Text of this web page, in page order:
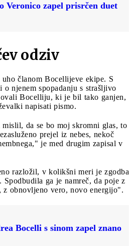
Veronico zapel prisrčen duet
odziv
članom Bocellijeve ekipe. S
njenem spopadanju s strašljivo
Bocelliju, ki je bil tako ganjen,
napisati pismo.
da se bo moj skromni glas, to
prejel iz nebes, nekoč
je med drugim zapisal v
razložil, v kolikšni meri je zgodba
Spodbudila ga je namreč, da poje z
z obnovljeno vero, novo energijo".
Bocelli s sinom zapel znano